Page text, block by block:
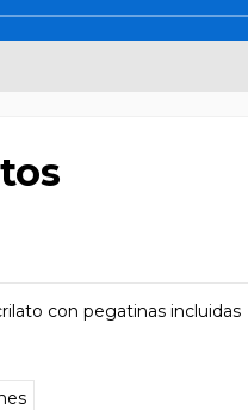
con pegatinas incluidas